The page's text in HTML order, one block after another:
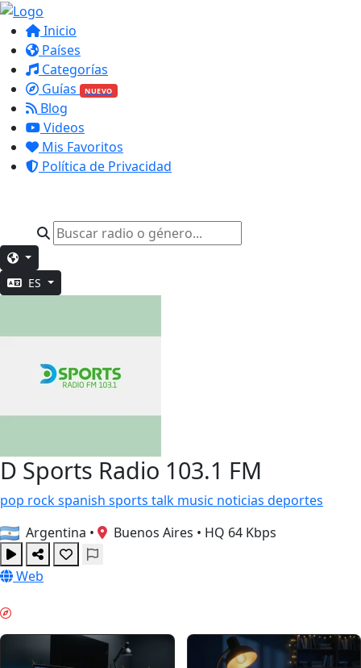
Inicio
Países
Categorías
Guías
NUEVO
Blog
Videos
Mis Favoritos
Política de Privacidad
ES
D Sports Radio 103.1 FM
pop rockspanish sports talk music noticias deportes
Argentina • Buenos Aires • HQ 64 Kbps
Web